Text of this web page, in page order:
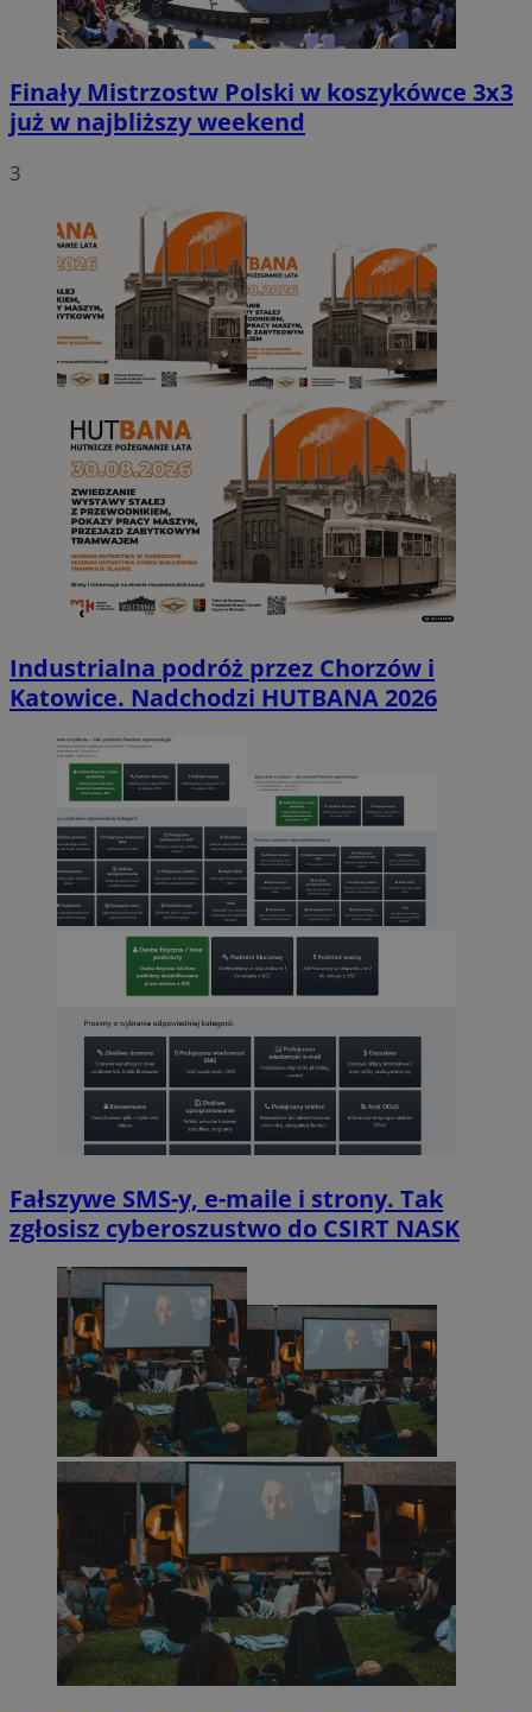
Finały Mistrzostw Polski w koszykówce 3x3
już w najbliższy weekend
3
Industrialna podróż przez Chorzów i
Katowice. Nadchodzi HUTBANA 2026
Fałszywe SMS-y, e-maile i strony. Tak
zgłosisz cyberoszustwo do CSIRT NASK